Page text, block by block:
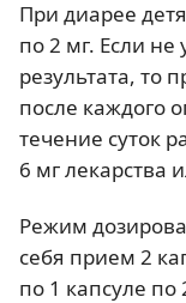
При диарее
по 2 мг. Если не
результата, то
после каждого
течение суток
6 мг лекарства
Режим
себя прием 2
по 1 капсуле